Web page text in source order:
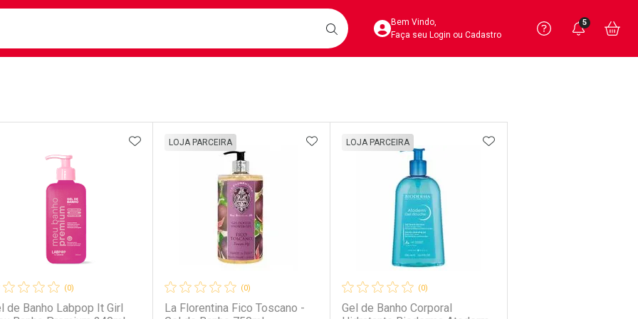
BUSCARAcesse sua Conta
Bem Vindo,
Faça seu Login ou Cadastro
Precisa
Ver Recursos
Você
5
(0)
de Banho Labpop It Girl
ADICIONAR AOS FAVORITOS
(0)
La Florentina Fico Toscano -
LOJA PARCEIRA ADICIONAR AOS FAVORITOS
(0)
Gel de Banho Corporal
LOJA PARCEIRA ADICIONAR AOS